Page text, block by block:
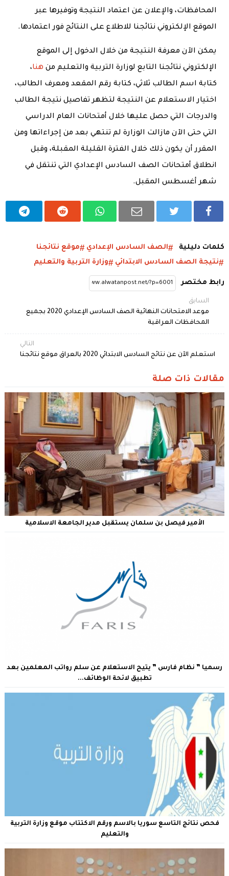
المحافظات، والإعلان عن اعتماد النتيجة وتوفيرها عبر
الموقع الإلكتروني نتائجنا للاطلاع على النتائج فور اعتمادها.
يمكن الآن معرفة النتيجة من خلال الدخول إلى الموقع
الإلكتروني نتائجنا التابع لوزارة التربية والتعليم من هنا،
كتابة اسم الطالب ثلاثي، كتابة رقم المقعد ومعرف الطالب،
اختيار الاستعلام عن النتيجة لتظهر تفاصيل نتيجة الطالب
والدرجات التي حصل عليها خلال أمتحانات العام الدراسي
التي حتى الآن مازالت الوزارة لم تنتهي بعد من إجراءاتها ومن
المقرر أن يكون ذلك خلال الفترة القليلة المقبلة، وقبل
انطلاق أمتحانات الصف السادس الإعدادي التي تنتقل في
شهر أغسطس المقبل.
كلمات دليلية الصف السادس الإعدادي
موقع نتائجنا
نتيجة الصف السادس الابتدائي
وزارة التربية والتعليم
رابط مختصر
السابق
موعد الامتحانات النهائية الصف السادس الإعدادي 2020 بجميع
المحافظات العراقية
التالي
استعلم الآن عن نتائج السادس الابتدائي 2020 بالعراق موقع نتائجنا
مقالات ذات صلة
الأمير فيصل بن سلمان يستقبل مدير الجامعة الاسلامية
رسميا ” نظام فارس ” يتيح الاستعلام عن سلم رواتب المعلمين بعد
تطبيق لائحة الوظائف...
فحص نتائج التاسع سوريا بالاسم ورقم الاكتتاب موقع وزارة التربية
والتعليم